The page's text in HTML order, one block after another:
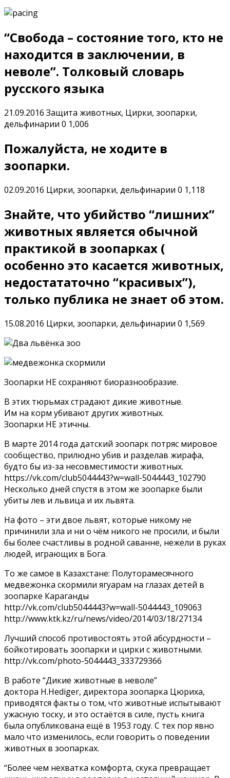
“Свобода – состояние того, кто не
находится в заключении, в
неволе”. Толковый словарь
русского языка
21.09.2016 Защита животных, Цирки, зоопарки,
дельфинарии 0 1,006
Пожалуйста, не ходите в
зоопарки.
02.09.2016 Цирки, зоопарки, дельфинарии 0 1,118
Знайте, что убийство “лишних”
животных является обычной
практикой в зоопарках (
особенно это касается животных,
недостататочно “красивых”),
только публика не знает об этом.
15.08.2016 Цирки, зоопарки, дельфинарии 0 1,569
Зоопарки НЕ сохраняют биоразнообразие.
В этих тюрьмах страдают дикие животные.
Им на корм убивают других животных.
Зоопарки НЕ этичны.
В марте 2014 года датский зоопарк потряс мировое
сообщество, прилюдно убив и разделав жирафа,
будто бы из-за несовместимости животных.
https://vk.com/club5044443?w=wall-5044443_102790
Несколько дней спустя в этом же зоопарке были
убиты лев и львица и их львята.
На фото – эти двое львят, которые никому не
причинили зла и ни о чём никого не просили, и были
бы более счастливы в родной саванне, нежели в руках
людей, играющих в Бога.
То же самое в Казахстане: Полуторамесячного
медвежонка скормили ягуарам на глазах детей в
зоопарке Караганды
http://vk.com/club5044443?w=wall-5044443_109063
http://www.ktk.kz/ru/news/video/2014/03/18/27134
Лучший способ противостоять этой абсурдности –
бойкотировать зоопарки и цирки с животными.
http://vk.com/photo-5044443_333729366
В работе “Дикие животные в неволе”
доктора H.Hediger, директора зоопарка Цюриха,
приводятся факты о том, что животные испытывают
ужасную тоску, и это остаётся в силе, пусть книга
была опубликована ещё в 1953 году. С тех пор явно
мало что изменилось, если говорить о поведении
животных в зоопарках.
“Более чем нехватка комфорта, скука превращает